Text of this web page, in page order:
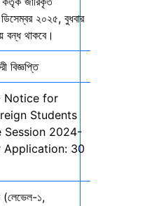
২০২৫, বুধবার
বন্ধ থাকবে।
বিজ্ঞপ্তি
Notice for
Students
Session 2024-
30
(লেভেল-১,